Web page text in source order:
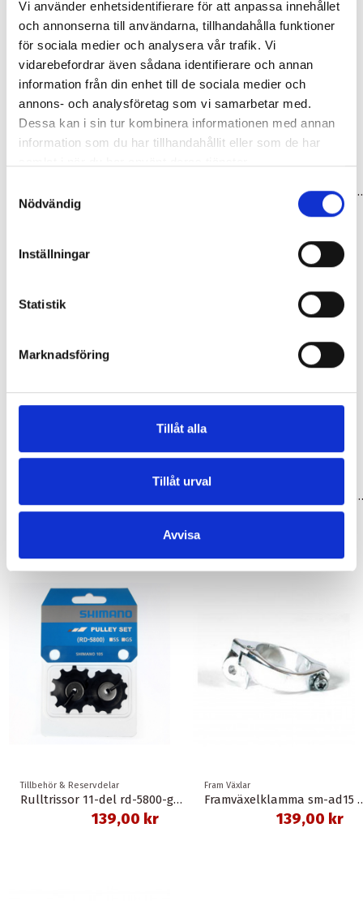
Vi använder enhetsidentifierare för att anpassa innehållet
och annonserna till användarna, tillhandahålla funktioner
för sociala medier och analysera vår trafik. Vi
vidarebefordrar även sådana identifierare och annan
information från din enhet till de sociala medier och
annons- och analysföretag som vi samarbetar med.
Dessa kan i sin tur kombinera informationen med annan
information som du har tillhandahållit eller som de har
Nödvändig
Inställningar
Statistik
Marknadsföring
Tillåt alla
Tillåt urval
Avvisa
Rulltrissor 6/8-del alivio/acera 13-t shimano
119,00 kr
129,00 kr
Tillbehör & Reservdelar
Rulltrissor 11-del rd-r7000 11-t 105 shimano
139,00 kr
Tillbehör & Reservdelar
Rulltrissor 11-del rd-5800-gs 11-t 105 shimano
139,00 kr
Fram Växlar
Framväxelklamma sm-
139,00 kr